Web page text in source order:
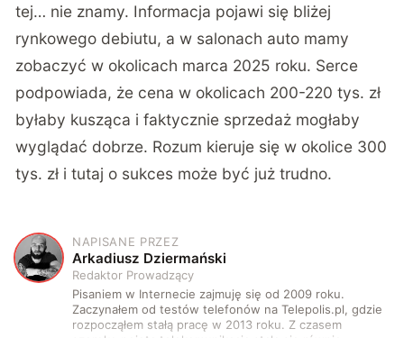
tej… nie znamy. Informacja pojawi się bliżej
rynkowego debiutu, a w salonach auto mamy
zobaczyć w okolicach marca 2025 roku. Serce
podpowiada, że cena w okolicach 200-220 tys. zł
byłaby kusząca i faktycznie sprzedaż mogłaby
wyglądać dobrze. Rozum kieruje się w okolice 300
tys. zł i tutaj o sukces może być już trudno.
A
NAPISANE PRZEZ
Arkadiusz Dziermański
Redaktor Prowadzący
Pisaniem w Internecie zajmuję się od 2009 roku.
Zaczynałem od testów telefonów na Telepolis.pl, gdzie
rozpocząłem stałą pracę w 2013 roku. Z czasem